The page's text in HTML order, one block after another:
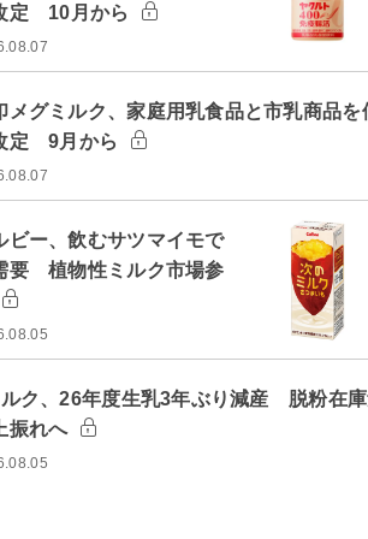
定 10月から
メグミルク、家庭用乳食品と市乳商品を
定 9月から
ビー、飲むサツマイモで
要 植物性ミルク市場参
ク、26年度生乳3年ぶり減産 脱粉在
振れへ